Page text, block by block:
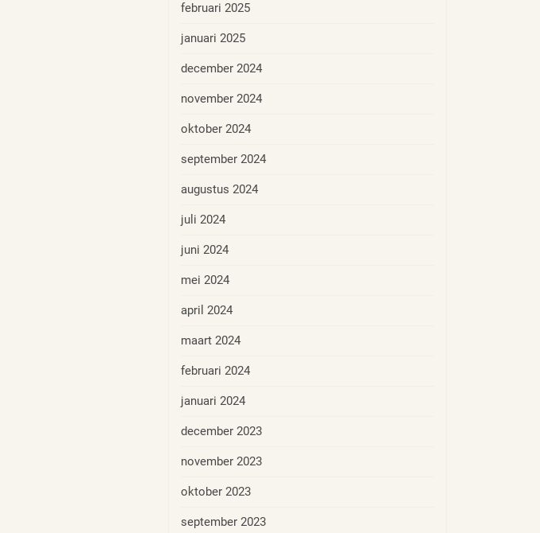
februari 2025
januari 2025
december 2024
november 2024
oktober 2024
september 2024
augustus 2024
juli 2024
juni 2024
mei 2024
april 2024
maart 2024
februari 2024
januari 2024
december 2023
november 2023
oktober 2023
september 2023